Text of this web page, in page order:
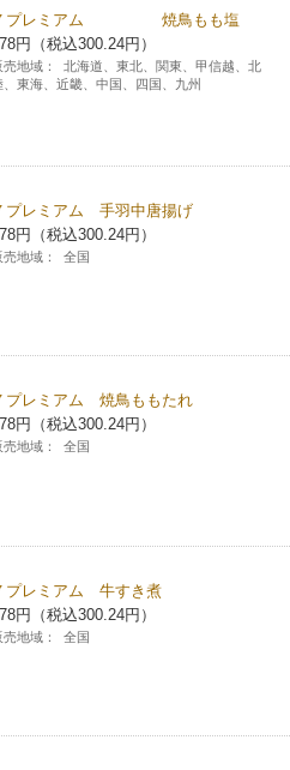
ジ
）
グ（店舗限定）
リング（店舗限定）
エクボクローク」（店舗限定）
限定）
プレミアム 焼鳥もも塩
円（税込300.24円）
売地域：
北海道、東北、関東、甲信越、北
、東海、近畿、中国、四国、九州
プレミアム 手羽中唐揚げ
円（税込300.24円）
売地域： 全国
プレミアム 焼鳥ももたれ
円（税込300.24円）
売地域： 全国
プレミアム 牛すき煮
円（税込300.24円）
売地域： 全国